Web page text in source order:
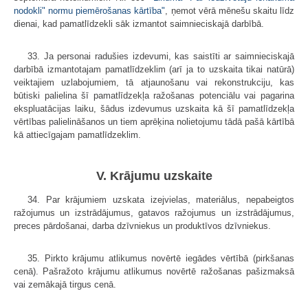
nodokli" normu piemērošanas kārtība" , ņemot vērā mēnešu skaitu līdz
dienai, kad pamatlīdzekli sāk izmantot saimnieciskajā darbībā.
33. Ja personai radušies izdevumi, kas saistīti ar saimnieciskajā
darbībā izmantotajam pamatlīdzeklim (arī ja to uzskaita tikai natūrā)
veiktajiem uzlabojumiem, tā atjaunošanu vai rekonstrukciju, kas
būtiski palielina šī pamatlīdzekļa ražošanas potenciālu vai pagarina
ekspluatācijas laiku, šādus izdevumus uzskaita kā šī pamatlīdzekļa
vērtības palielināšanos un tiem aprēķina nolietojumu tādā pašā kārtībā
kā attiecīgajam pamatlīdzeklim.
V. Krājumu uzskaite
34. Par krājumiem uzskata izejvielas, materiālus, nepabeigtos
ražojumus un izstrādājumus, gatavos ražojumus un izstrādājumus,
preces pārdošanai, darba dzīvniekus un produktīvos dzīvniekus.
35. Pirkto krājumu atlikumus novērtē iegādes vērtībā (pirkšanas
cenā). Pašražoto krājumu atlikumus novērtē ražošanas pašizmaksā
vai zemākajā tirgus cenā.